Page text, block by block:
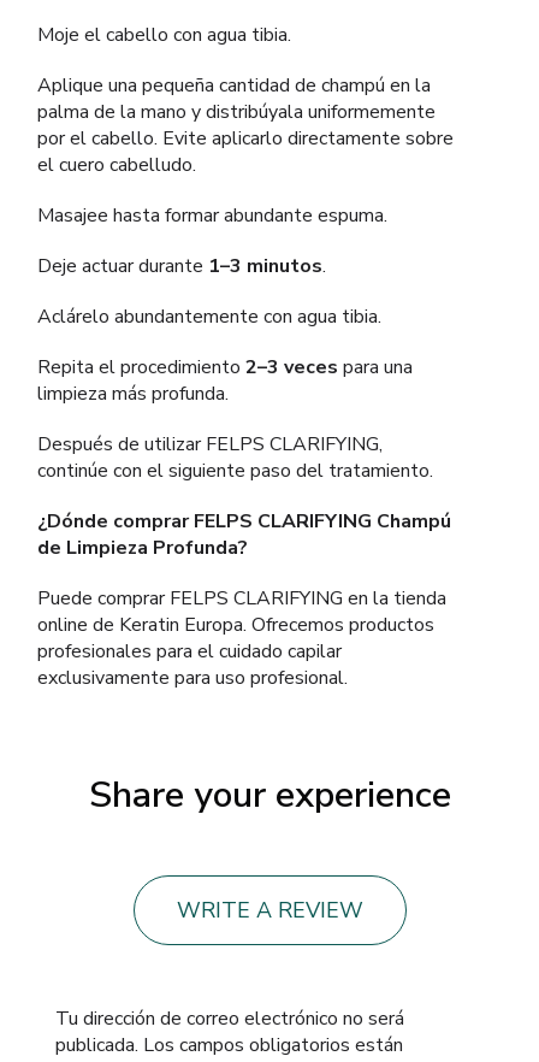
Moje el cabello con agua tibia.
Aplique una pequeña cantidad de champú en la
palma de la mano y distribúyala uniformemente
por el cabello. Evite aplicarlo directamente sobre
el cuero cabelludo.
Masajee hasta formar abundante espuma.
Deje actuar durante 1–3 minutos.
Aclárelo abundantemente con agua tibia.
Repita el procedimiento 2–3 veces para una
limpieza más profunda.
Después de utilizar FELPS CLARIFYING,
continúe con el siguiente paso del tratamiento.
¿Dónde comprar FELPS CLARIFYING Champú
de Limpieza Profunda?
Puede comprar FELPS CLARIFYING en la tienda
online de Keratin Europa. Ofrecemos productos
profesionales para el cuidado capilar
exclusivamente para uso profesional.
Share your experience
WRITE A REVIEW
Tu dirección de correo electrónico no será
publicada. Los campos obligatorios están